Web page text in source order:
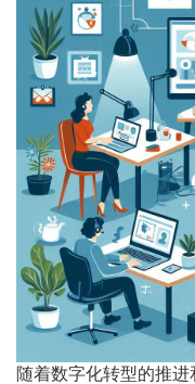
随着数字化转型的推